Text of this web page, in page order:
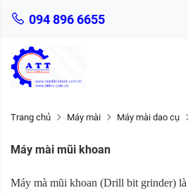
094 896 6655
Trang chủ Máy mài Máy mài dao cụ
Máy mài mũi khoan
Máy mà mũi khoan (Drill bit grinder)